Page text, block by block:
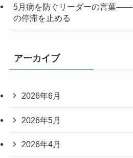
5月病を防ぐリーダーの言葉——
の停滞を止める
アーカイブ
2026年6月
2026年5月
2026年4月